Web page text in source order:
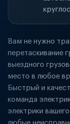
Вам не нужно
перетаскивание
выездного
место в любое
Быстрый и
команда
электрики